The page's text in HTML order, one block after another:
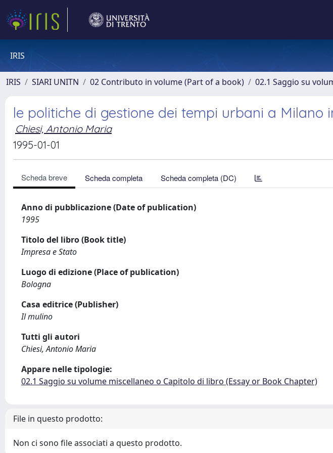
IRIS
IRIS SIARI UNITN 02 Contributo in volume (Part of a book) 02.1 Saggio su
le politiche di gestione dei tempi urbani a Milano
Chiesi, Antonio Maria
1995-01-01
Scheda breve Scheda completa Scheda completa (DC)
Anno di pubblicazione (Date of publication)
1995
Titolo del libro (Book title)
Impresa e Stato
Luogo di edizione (Place of publication)
Bologna
Casa editrice (Publisher)
Il mulino
Tutti gli autori
Chiesi, Antonio Maria
Appare nelle tipologie:
02.1 Saggio su volume miscellaneo o Capitolo di libro (Essay or Book Chapter)
File in questo prodotto:
Non ci sono file associati a questo prodotto.